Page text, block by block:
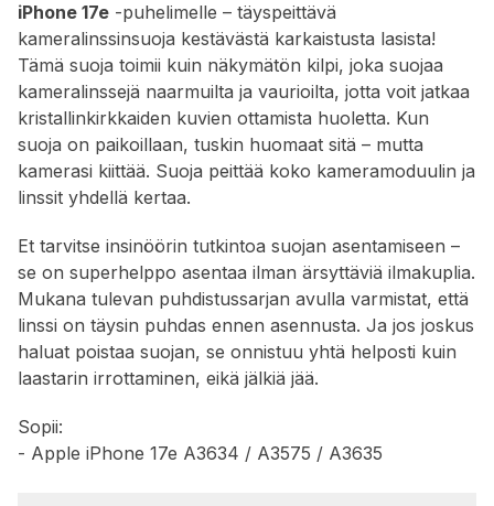
iPhone 17e -puhelimelle – täyspeittävä
kameralinssinsuoja kestävästä karkaistusta lasista!
Tämä suoja toimii kuin näkymätön kilpi, joka suojaa
kameralinssejä naarmuilta ja vaurioilta, jotta voit jatkaa
kristallinkirkkaiden kuvien ottamista huoletta. Kun
suoja on paikoillaan, tuskin huomaat sitä – mutta
kamerasi kiittää. Suoja peittää koko kameramoduulin ja
linssit yhdellä kertaa.
Et tarvitse insinöörin tutkintoa suojan asentamiseen –
se on superhelppo asentaa ilman ärsyttäviä ilmakuplia.
Mukana tulevan puhdistussarjan avulla varmistat, että
linssi on täysin puhdas ennen asennusta. Ja jos joskus
haluat poistaa suojan, se onnistuu yhtä helposti kuin
laastarin irrottaminen, eikä jälkiä jää.
Sopii:
- Apple iPhone 17e A3634 / A3575 / A3635